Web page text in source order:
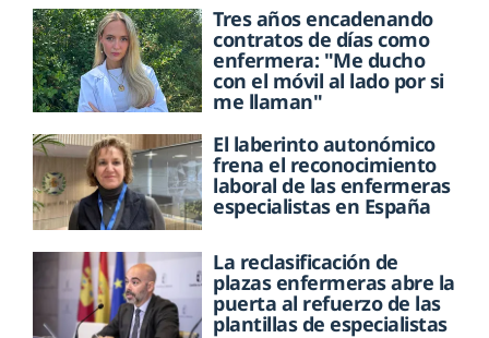
Tres años encadenando
contratos de días como
enfermera: "Me ducho
con el móvil al lado por si
me llaman"
El laberinto autonómico
frena el reconocimiento
laboral de las enfermeras
especialistas en España
La reclasificación de
plazas enfermeras abre la
puerta al refuerzo de las
plantillas de especialistas